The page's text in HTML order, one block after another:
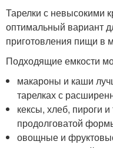
Тарелки с невысокими
оптимальный вариант
приготовления пищи в
Подходящие емкости
макароны и каши
тарелках с
кексы, хлеб, пироги
продолговатой
овощные и